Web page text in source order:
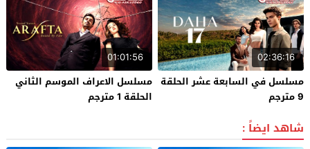
02:36:16
مسلسل في السابعة عشر الحلقة
9 مترجم
01:01:56
مسلسل الاعراف الموسم الثاني
الحلقة 1 مترجم
شاهد ايضاً :